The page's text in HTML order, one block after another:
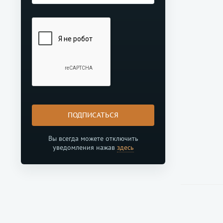
ПОДПИСАТЬСЯ
Вы всегда можете отключить
уведомления нажав здесь